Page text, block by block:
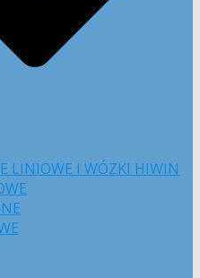
LINIOWE I WÓZKI HIWIN